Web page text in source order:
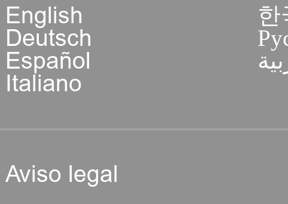
English 한
Deutsch
Español
Italiano
Aviso legal